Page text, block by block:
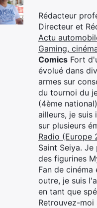
Rédacteur
Directeur et
Actu
Gaming,
Comics Fort
évolué dans
armes sur
du tournoi du
(4ème
ailleurs, je
sur plusieurs
Radio (Europe
Saint Seiya.
des figurines
Fan de cinéma
outre, je suis
en tant que
Retrouvez-moi